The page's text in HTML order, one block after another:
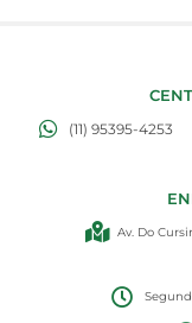
(11) 95395-4253
Av. Do